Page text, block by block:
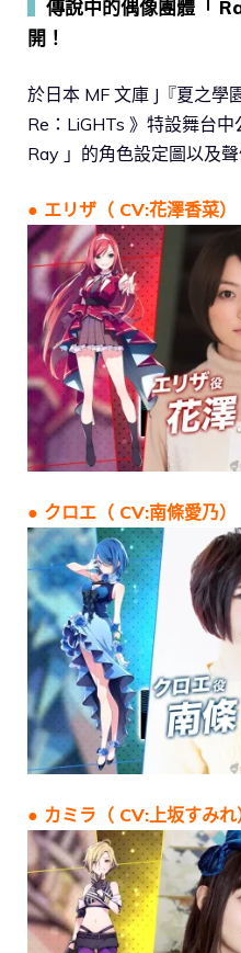
傳說中的偶像團體「
開！
於日本 MF 文庫 J『夏之學
Re：LiGHTs 》特設舞台
Ray 」的角色設定圖以及聲
● エリザ（ CV:花澤香菜）
● クロエ（ CV:南條愛乃）
● カミラ（ CV:上坂すみれ